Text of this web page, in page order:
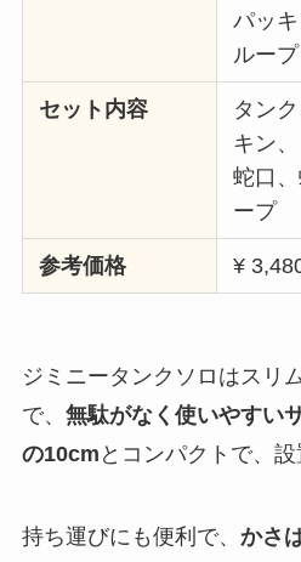
パッ
ルー
セット内容
タン
キン、
蛇口
ープ
参考価格 ¥
ジミニータンクソロはスリ
で、 無駄がなく使いやすい
の10cm とコンパクトで、設
持ち運びにも便利で、 かさ